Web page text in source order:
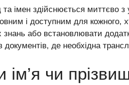
імен здійснюється миттєво
і доступним для кожного,
або встановлювати
де необхідна
ім’я чи